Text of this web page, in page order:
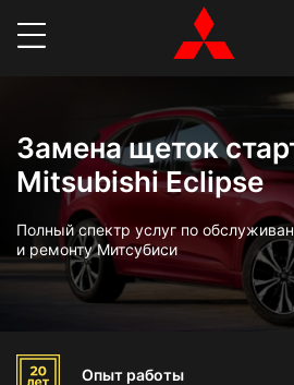
Замена щеток
Mitsubishi Eclipse
Полный спектр услуг по
и ремонту Митсубиси
Опыт работы